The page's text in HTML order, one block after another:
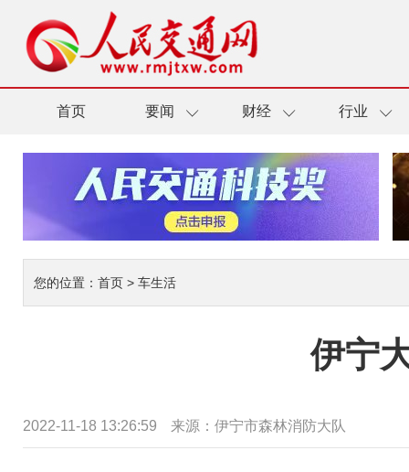
首页 要闻 财经 行业
您的位置： 首页 > 车生活
伊宁
2022-11-18 13:26:59 来源：伊宁市森林消防大队